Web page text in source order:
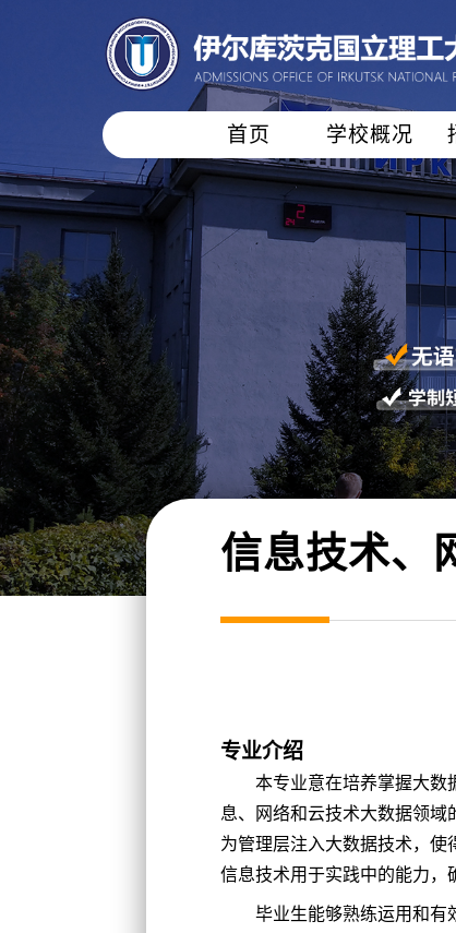
首页 学校概况
信息技术、
专业介绍
本专业意在培养掌握大数
息、网络和云技术大数据领域
为管理层注入大数据技术，
信息技术用于实践中的能力，
毕业生能够熟练运用和有